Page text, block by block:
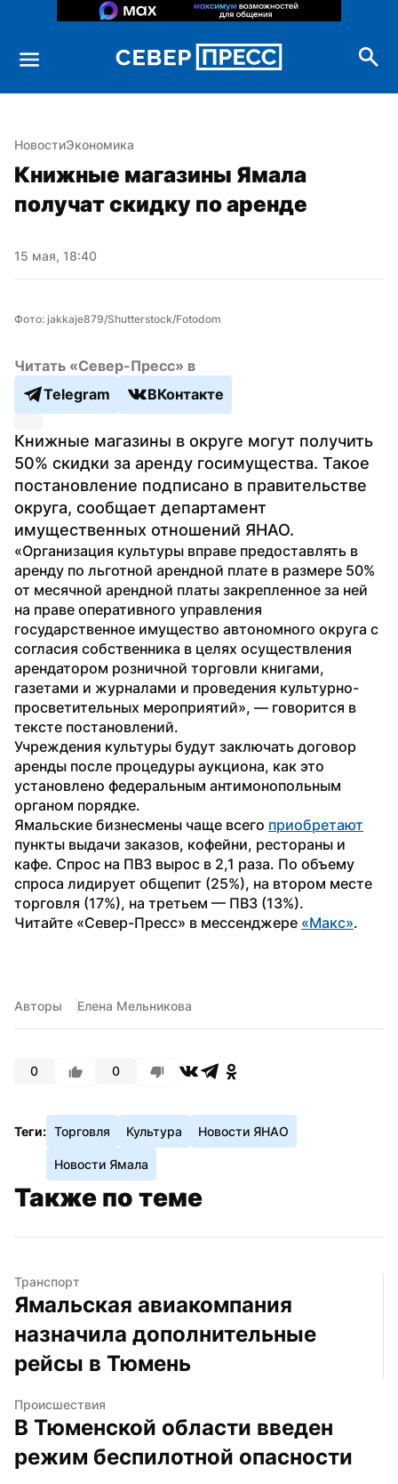
НовостиЭкономика
Книжные магазины Ямала
получат скидку по аренде
15 мая, 18:40
Фото: jakkaje879/Shutterstock/Fotodom
Читать «Север-Пресс» в
Telegram
ВКонтакте
Книжные магазины в округе могут получить
50% скидки за аренду госимущества. Такое
постановление подписано в правительстве
округа, сообщает департамент
имущественных отношений ЯНАО.
«Организация культуры вправе предоставлять в
аренду по льготной арендной плате в размере 50%
от месячной арендной платы закрепленное за ней
на праве оперативного управления
государственное имущество автономного округа с
согласия собственника в целях осуществления
арендатором розничной торговли книгами,
газетами и журналами и проведения культурно-
просветительных мероприятий», — говорится в
тексте постановлений.
Учреждения культуры будут заключать договор
аренды после процедуры аукциона, как это
установлено федеральным антимонопольным
органом порядке.
Ямальские бизнесмены чаще всего приобретают
пункты выдачи заказов, кофейни, рестораны и
кафе. Спрос на ПВЗ вырос в 2,1 раза. По объему
спроса лидирует общепит (25%), на втором месте
торговля (17%), на третьем — ПВЗ (13%).
Читайте «Север-Пресс» в мессенджере «Макс».
Авторы Елена Мельникова
0 0
Теги: Торговля Культура Новости ЯНАО
Новости Ямала
Также по теме
Транспорт
Ямальская авиакомпания
назначила дополнительные
рейсы в Тюмень
Происшествия
В Тюменской области введен
режим беспилотной опасности